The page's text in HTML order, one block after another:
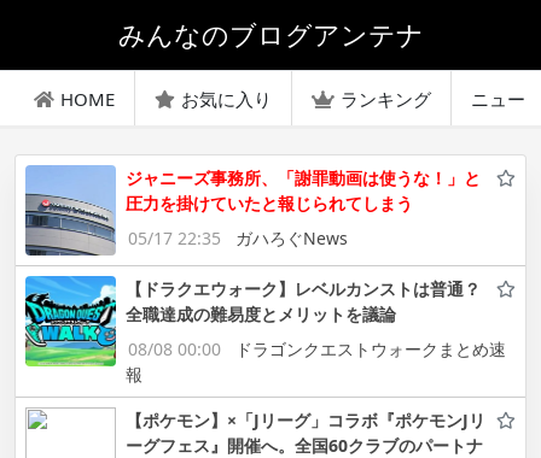
みんなのブログアンテナ
HOME お気に入り ランキング ニュー
ジャニーズ事務所、「謝罪動画は使うな！」と
圧力を掛けていたと報じられてしまう
05/17 22:35
ガハろぐNews
【ドラクエウォーク】レベルカンストは普通？
全職達成の難易度とメリットを議論
08/08 00:00
ドラゴンクエストウォークまとめ速
報
【ポケモン】×「Jリーグ」コラボ『ポケモンJリ
ーグフェス』開催へ。全国60クラブのパートナ